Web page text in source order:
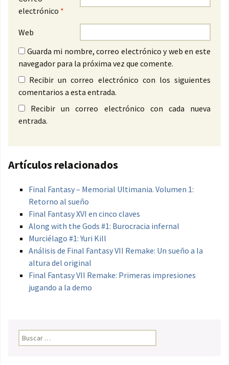
electrónico *
Web
Guarda mi nombre, correo electrónico y web en este
navegador para la próxima vez que comente.
Recibir un correo electrónico con los siguientes
comentarios a esta entrada.
Recibir un correo electrónico con cada nueva
entrada.
Artículos relacionados
Final Fantasy – Memorial Ultimania. Volumen 1:
Retorno al sueño
Final Fantasy XVI en cinco claves
Along with the Gods #1: Burocracia infernal
Murciélago #1: Yuri Kill
Análisis de Final Fantasy VII Remake: Un sueño a la
altura del original
Final Fantasy VII Remake: Primeras impresiones
jugando a la demo
Buscar: